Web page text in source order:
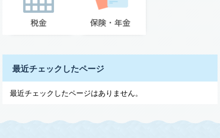
最近チェックしたページ
最近チェックしたページはありません。